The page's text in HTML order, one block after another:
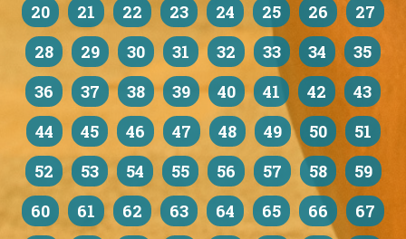
20
21 22 23 24 25 26
27
28
29 30 31 32 33 34
35
36
37 38 39 40 41 42
43
44
45 46 47 48 49 50
51
52
53 54 55 56 57 58
59
60
61 62 63 64 65 66
67